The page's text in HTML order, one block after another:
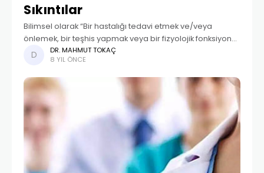
Sıkıntılar
Bilimsel olarak “Bir hastalığı tedavi etmek ve/veya
önlemek, bir teşhis yapmak veya bir fizyolojik fonksiyonu
düzeltmek, düzenlemek veya değiştirmek amacıyla,
insana uygulanan doğal ve/veya sentetik kaynaklı etkin
madde veya maddeler
DR. MAHMUT TOKAÇ
8 YIL ÖNCE